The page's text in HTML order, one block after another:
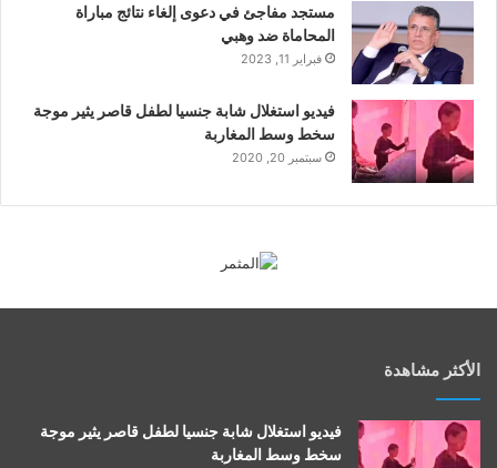
مستجد مفاجئ في دعوى إلغاء نتائج مباراة
المحاماة ضد وهبي
فبراير 11, 2023
فيديو استغلال شابة جنسيا لطفل قاصر يثير موجة
سخط وسط المغاربة
سبتمبر 20, 2020
الأكثر مشاهدة
فيديو استغلال شابة جنسيا لطفل قاصر يثير موجة
سخط وسط المغاربة